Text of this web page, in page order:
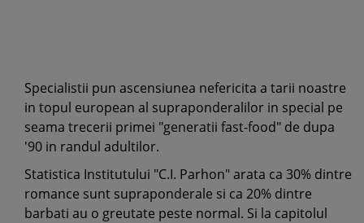
Specialistii pun ascensiunea nefericita a tarii noastre
in topul european al supraponderalilor in special pe
seama trecerii primei "generatii fast-food" de dupa
'90 in randul adultilor.
Statistica Institutului "C.I. Parhon" arata ca 30% dintre
romance sunt supraponderale si ca 20% dintre
barbati au o greutate peste normal. Si la capitolul